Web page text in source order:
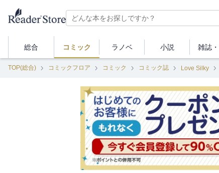
総合 コミック ラノベ 小説 雑誌・
TOP(総合) コミックフロア コミック コミック誌 Love Silky